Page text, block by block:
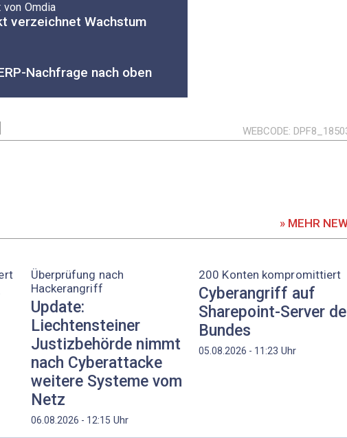
von Omdia
verzeichnet Wachstum
Nachfrage nach oben
WEBCODE
» MEHR
Überprüfung nach
Hackerangriff
Update:
Liechtensteiner
Justizbehörde nimmt
nach Cyberattacke
weitere Systeme vom
Netz
06.08.2026 - 12:15 Uhr
200 Konten kompromittiert
Cyberangriff auf
Sharepoint-Server
Bundes
05.08.2026 - 11:23 Uhr